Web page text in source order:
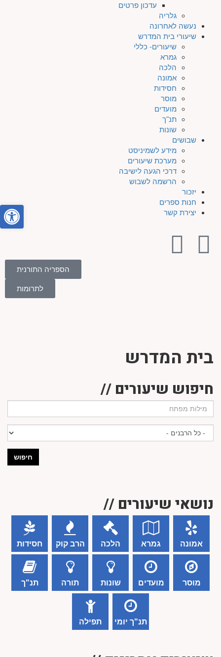
עדכון פרטים
גלריה
נעשה לאחרונה
שיעורי בית המדרש
שיעורים- כללי
גמרא
הלכה
אמונה
חסידות
מוסר
מועדים
תנ"ך
שונות
שבושים
מידע לשמיניסט
מערכת שיעורים
דרכי הגעה לישיבה
הרשמה לשבוש
יזכור
חנות ספרים
יצירת קשר
הספריה התורנית
לתרומות
בית המדרש
חיפוש שיעורים //
חיפוש
נושאי שיעורים //
אמונה גמרא הלכה הרב קוק חסידות
מוסר מועדים שונות תורה תנ"ך
תנ"ך יומי תפילה
פתח